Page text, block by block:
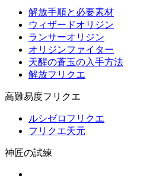
解放手順と必要素材
ウィザードオリジン
ランサーオリジン
オリジンファイター
天醒の蒼玉の入手方法
解放フリクエ
高難易度フリクエ
ルシゼロフリクエ
フリクエ天元
神匠の試練